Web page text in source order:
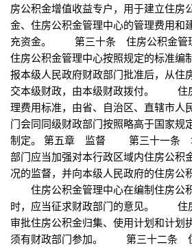
房公积金增值收益专户，用于建立住房
金、住房公积金管理中心的管理费用和
充资金。 第三十条 住房公积金管
住房公积金管理中心按照规定的标准编
报本级人民政府财政部门批准后，从住
交本级财政，由本级财政拨付。 住
理费用标准，由省、自治区、直辖市人
门会同同级财政部门按照略高于国家规
制定。 第五章 监督 第三十一条
部门应当加强对本行政区域内住房公积
况的监督，并向本级人民政府的住房公
住房公积金管理中心在编制住房公
时，应当征求财政部门的意见。 住
审批住房公积金归集、使用计划和计划
须有财政部门参加。 第三十二条